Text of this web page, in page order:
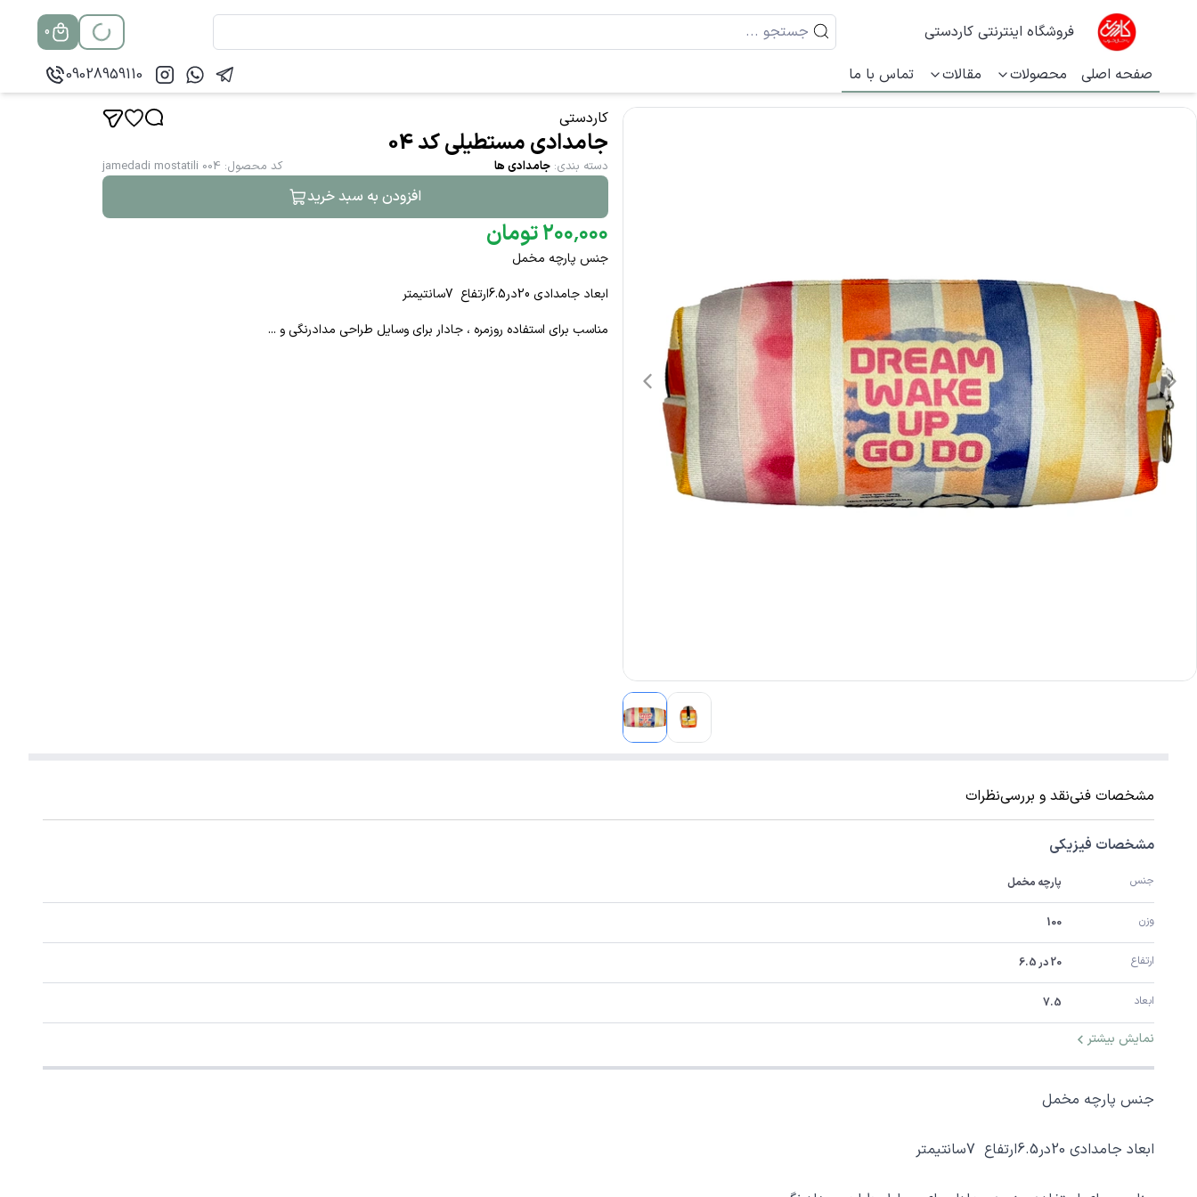
فروشگاه اینترنتی کاردستی 0
صفحه اصلی محصولات مقالات تماس با ما 09028959110
کاردستی
جامدادی مستطیلی کد 04
دسته بندی: جامدادی ها کد محصول:
jamedadi mostatili 004
افزودن به سبد خرید
۲۰۰٬۰۰۰ تومان
جنس پارچه مخمل
ابعاد جامدادی 20در6.5ارتفاع 7سانتیمتر
مناسب برای استفاده روزمره ، جادار برای وسایل طراحی مدادرنگی و ...
مشخصات فنینقد و بررسینظرات
مشخصات فیزیکی
جنس پارچه مخمل
وزن 100
ارتفاع 20 در 6.5
ابعاد 7.5
نمایش بیشتر
جنس پارچه مخمل
ابعاد جامدادی 20در6.5ارتفاع 7سانتیمتر